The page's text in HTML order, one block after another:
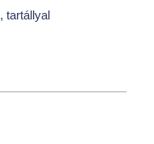
tartállyal